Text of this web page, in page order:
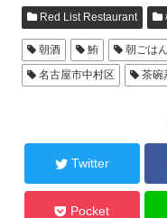
Red List Restaurant
朝酒 鮪 朝ごはん
名古屋市中村区
茶碗
Twitter
Pocket